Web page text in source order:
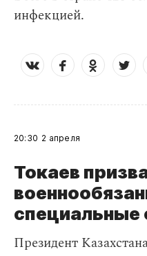
инфекцией.
20:30 2 апреля
Токаев
специальные
Президент